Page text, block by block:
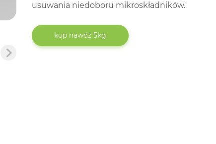
usuwania niedoboru mikroskładników.
kup nawóz 5kg